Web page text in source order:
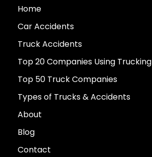
Home
Car Accidents
Truck Accidents
Top 20 Companies Using Trucking
Top 50 Truck Companies
Types of Trucks & Accidents
About
Blog
Contact